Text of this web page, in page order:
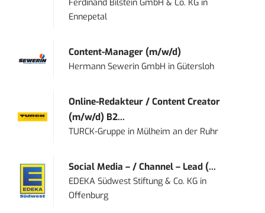
Ferdinand Bilstein GmbH & Co. KG in
Ennepetal
Content-Manager (m/w/d)
Hermann Sewerin GmbH inGütersloh
Online-Redakteur / Content Creator
(m/w/d) B2...
TURCK-Gruppe inMülheim an der Ruhr
Social Media – / Channel – Lead (...
EDEKA Südwest Stiftung & Co. KG in
Offenburg